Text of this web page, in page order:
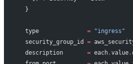
  }
  type
              =
"ingress"
  security_group_id
=
  description
       =
each.value.